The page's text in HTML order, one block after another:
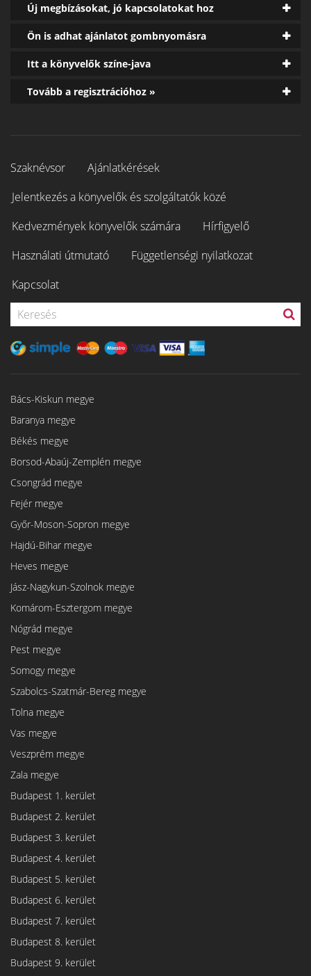
Új megbízásokat, jó kapcsolatokat hoz
Ön is adhat ajánlatot gombnyomásra
Itt a könyvelők színe-java
Tovább a regisztrációhoz »
Szaknévsor
Ajánlatkérések
Jelentkezés a könyvelők és szolgáltatók közé
Kedvezmények könyvelők számára
Hírfigyelő
Használati útmutató
Függetlenségi nyilatkozat
Kapcsolat
Bács-Kiskun megye
Baranya megye
Békés megye
Borsod-Abaúj-Zemplén megye
Csongrád megye
Fejér megye
Győr-Moson-Sopron megye
Hajdú-Bihar megye
Heves megye
Jász-Nagykun-Szolnok megye
Komárom-Esztergom megye
Nógrád megye
Pest megye
Somogy megye
Szabolcs-Szatmár-Bereg megye
Tolna megye
Vas megye
Veszprém megye
Zala megye
Budapest 1. kerület
Budapest 2. kerület
Budapest 3. kerület
Budapest 4. kerület
Budapest 5. kerület
Budapest 6. kerület
Budapest 7. kerület
Budapest 8. kerület
Budapest 9. kerület